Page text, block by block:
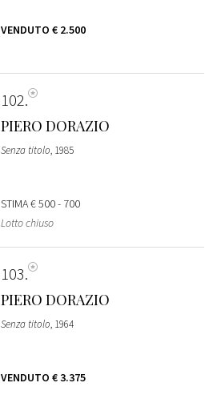
VENDUTO € 2.500
102
PIERO DORAZIO
Senza titolo, 1985
STIMA€ 500 - 700
Lotto chiuso
103
PIERO DORAZIO
Senza titolo, 1964
VENDUTO € 3.375